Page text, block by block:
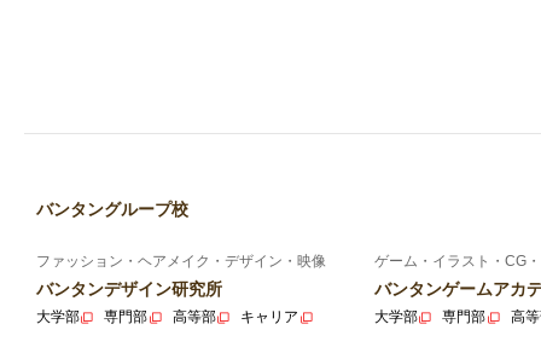
バンタングループ校
ファッション・ヘアメイク・デザイン・映像
バンタンデザイン研究所
大学部 専門部 高等部 キャリア
ゲーム・イラスト・CG
バンタンゲームアカ
大学部 専門部 高